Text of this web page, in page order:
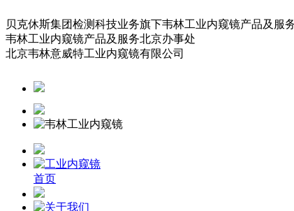
贝克休斯集团检测科技业务旗下韦林工业内窥镜产品及服
韦林工业内窥镜产品及服务北京办事处
北京韦林意威特工业内窥镜有限公司
首页